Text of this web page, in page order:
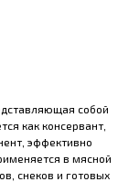
собой
как консервант,
эффективно
в мясной
снеков и готовых